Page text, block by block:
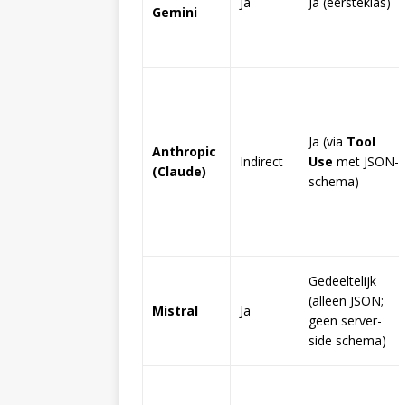
Gemini
Anthropic
(Claude)
Indirect
Ja (via Tool
Use met JSON-
schema)
Mistral Ja
Gedeeltelijk
(alleen JSON;
geen server-
side schema)